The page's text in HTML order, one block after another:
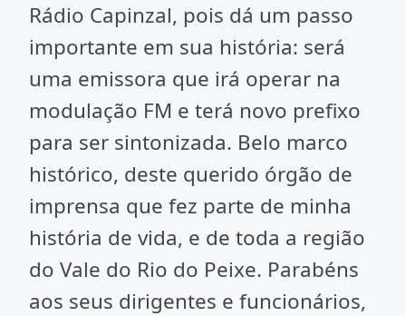
Rádio Capinzal, pois dá um passo
importante em sua história: será
uma emissora que irá operar na
modulação FM e terá novo prefixo
para ser sintonizada. Belo marco
histórico, deste querido órgão de
imprensa que fez parte de minha
história de vida, e de toda a região
do Vale do Rio do Peixe. Parabéns
aos seus dirigentes e funcionários,